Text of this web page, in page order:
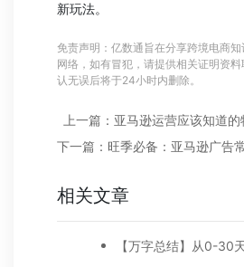
新玩法。
免责声明：亿数通旨在分享跨境电商
网络，如有冒犯，请提供相关证明资
认无误后将于24小时内删除。
上一篇：亚马逊运营应该知道
相关文章